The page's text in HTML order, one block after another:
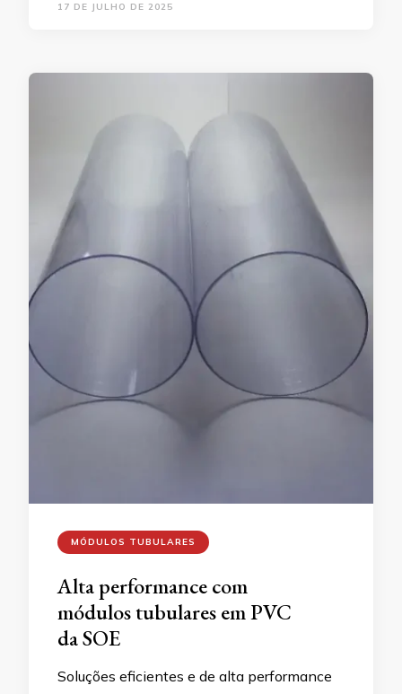
17 DE JULHO DE 2025
MÓDULOS TUBULARES
Alta performance com
módulos tubulares em PVC
da SOE
Soluções eficientes e de alta performance